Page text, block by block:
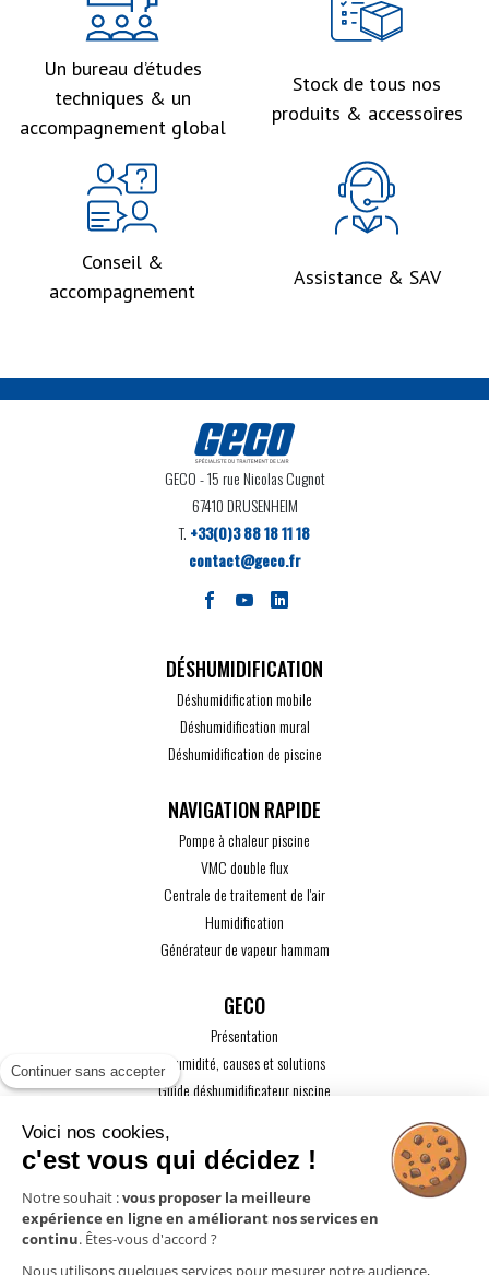
Continuer sans accepter
Voici nos cookies,
c'est vous qui décidez !
Notre souhait :vous proposer la meilleure
expérience en ligne en améliorant nos services en
continu. Êtes-vous d'accord ?
Nous utilisons quelques services pour mesurer notre audience,
Un bureau d’études
techniques & un
accompagnement global
Stock de tous nos
produits & accessoires
Conseil &
accompagnement
Assistance & SAV
GECO- 15 rue Nicolas Cugnot
67410 DRUSENHEIM
T. +33(0)3 88 18 11 18
contact@geco.fr
DÉSHUMIDIFICATION
Déshumidification mobile
Déshumidification mural
Déshumidification de piscine
Pompe à chaleur piscine
VMC double flux
Centrale de traitement de l'air
Humidification
Générateur de vapeur hammam
GECO
Présentation
L'humidité, causes et solutions
Guide déshumidificateur piscine
Guide VMC
ACTUALITÉS
CONTACT
ESPACE PRO